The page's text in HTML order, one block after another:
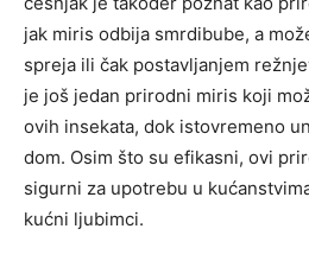
jak miris odbija smrdibube, a
spreja ili čak postavljanjem
je još jedan prirodni miris koji
ovih insekata, dok istovremeno
dom. Osim što su efikasni, ovi
sigurni za upotrebu u
kućni ljubimci.